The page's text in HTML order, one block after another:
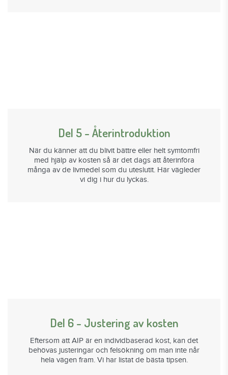
Del 5 - Återintroduktion
När du känner att du blivit bättre eller helt symtomfri
med hjälp av kosten så är det dags att återinföra
många av de livmedel som du uteslutit. Här vägleder
vi dig i hur du lyckas.
Del 6 - Justering av kosten
Eftersom att AIP är en individbaserad kost, kan det
behövas justeringar och felsökning om man inte når
hela vägen fram. Vi har listat de bästa tipsen.